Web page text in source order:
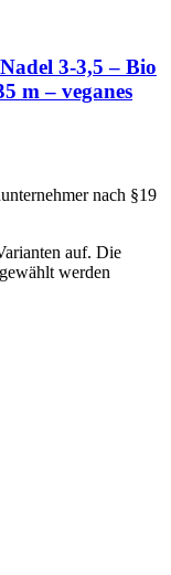
3-3,5 – Bio
m – veganes
nach §19
auf. Die
werden